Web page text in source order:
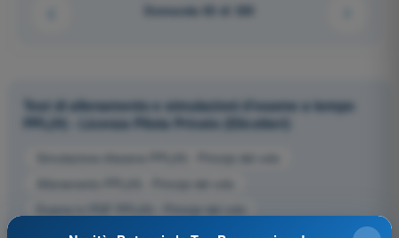
Domanda 83 di 320
Test di allenamento e simulazioni d'esame a tempo
PPL(H) - Licenza Pilota Privato (Elicotteri)
Simulazione d'esame PPL(H) - Principi del volo
Esame in PDF PPL(H) - Principi del volo